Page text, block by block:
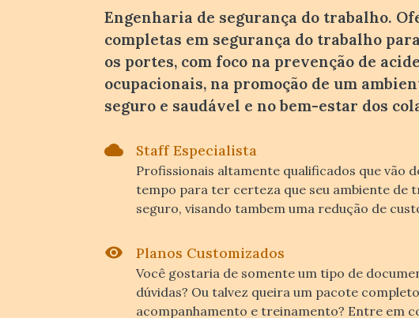
Engenharia de segurança do trabalho.
completas em segurança do trabalho
os portes, com foco na prevenção de
ocupacionais, na promoção de um
seguro e saudável e no bem-estar dos
Staff Especialista
Profissionais altamente qualificados que vão
tempo para ter certeza que seu ambiente de
seguro, visando tambem uma redução de
Planos Customizados
Você gostaria de somente um tipo de
dúvidas? Ou talvez queira um pacote
acompanhamento e treinamento? Entre em